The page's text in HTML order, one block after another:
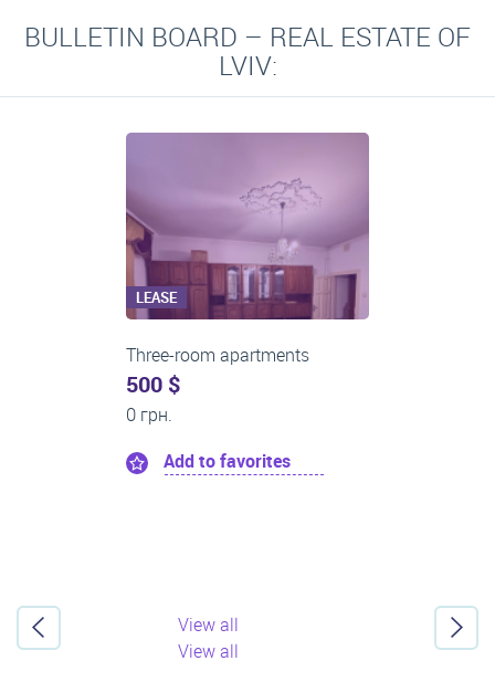
BULLETIN BOARD – REAL ESTATE OF
LVIV:
LEASE
Two-room apartments
0 $
22 000 грн.
Add to favorites
View all
View all